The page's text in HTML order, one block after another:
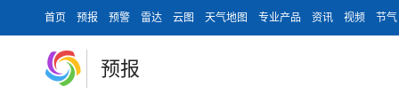
首页 预报 预警 雷达 云图 天气地图 专业产品 资讯 视频 节气
预报